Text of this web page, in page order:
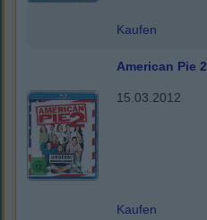
Kaufen
American Pie 2
15.03.2012
Kaufen